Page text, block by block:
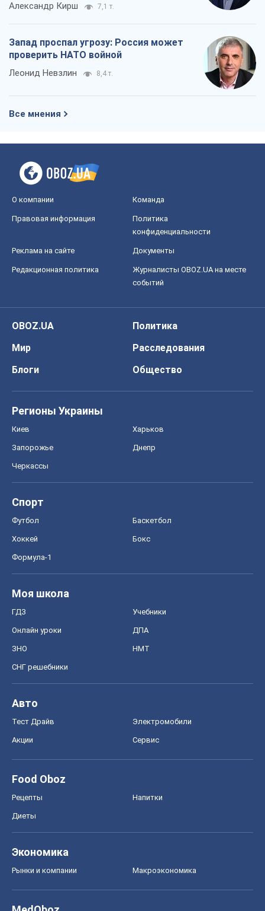
Александр Кирш 7,1 т.
Запад проспал угрозу: Россия может
проверить НАТО войной
Леонид Невзлин 8,4 т.
Все мнения
О компании Команда
Правовая информация
Политика
конфиденциальности
Реклама на сайте Документы
Редакционная политика
Журналисты OBOZ.UA на месте
событий
OBOZ.UA
Политика
Мир
Расследования
Блоги
Общество
Регионы Украины
Киев Харьков
Запорожье Днепр
Черкассы
Спорт
Футбол Баскетбол
Хоккей Бокс
Формула-1
Моя школа
ГДЗ Учебники
Онлайн уроки ДПА
ЗНО НМТ
СНГ решебники
Авто
Тест Драйв Электромобили
Акции Сервис
Food Oboz
Рецепты Напитки
Диеты
Экономика
Рынки и компании Mакроэкономика